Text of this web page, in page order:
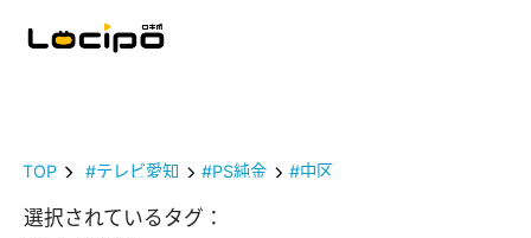
TOP #テレビ愛知 #PS純金 #中区
選択されているタグ：